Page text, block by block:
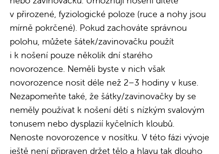
v přirozené, fyziologické poloze (ruce a nohy jsou
mírně pokrčené). Pokud zachováte správnou
polohu, můžete šátek/zavinovačku použít
i k nošení pouze několik dní starého
novorozence. Neměli byste v nich však
novorozence nosit déle než 2–3 hodiny v kuse.
Nezapomeňte také, že šátky/zavinovačky by se
neměly používat k nošení dětí s nízkým svalovým
tonusem nebo dysplazií kyčelních kloubů.
Nenoste novorozence v nosítku. V této fázi vývoje
ještě není připraven držet tělo a hlavu tak dlouho